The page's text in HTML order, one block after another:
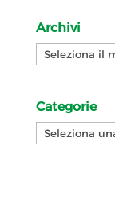
Archivi
Archivi
Categorie
Categorie